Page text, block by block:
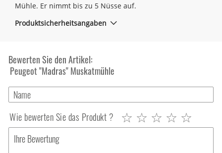
Mühle. Er nimmt bis zu 5 Nüsse auf.
Produktsicherheitsangaben
Bewerten Sie den Artikel:
Peugeot "Madras" Muskatmühle
Wie bewerten Sie das Produkt ?
1
2
3
4
5